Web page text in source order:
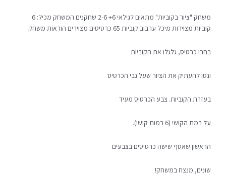
משחק "ציור בקוביות" מתאים לגילאי 6+ 2-6 שחקנים המשחק מכיל: 6
קוביות מצוירות מיכל ערבוב קוביות 65 כרטיסים מצוירים הוראות משחק
בחרו כרטיס, גלגלו את הקוביות
ונסו להעתיק את הציור שעל גבי הכרטיס
בעזרת הקוביות. צבע הכרטיס מעיד
על רמת הקושי (6 רמות קושי).
הראשון שאסף שישה כרטיסים בצבעים
שונים, מנצח במשחק!